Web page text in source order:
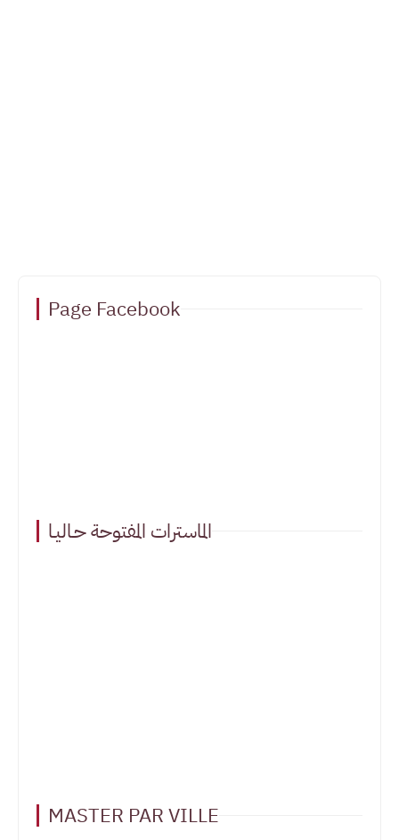
Page Facebook
الماسترات المفتوحة حـاليـا
MASTER PAR VILLE